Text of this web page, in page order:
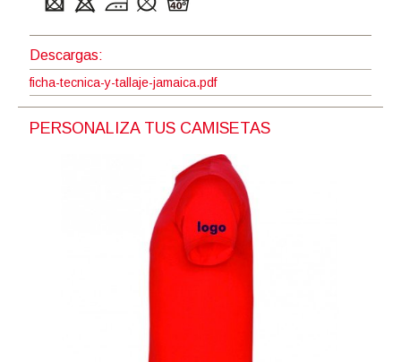
Descargas:
ficha-tecnica-y-tallaje-jamaica.pdf
PERSONALIZA TUS CAMISETAS